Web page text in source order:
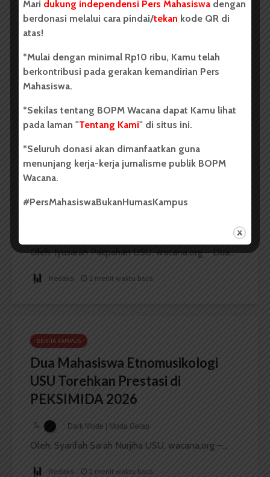
Penelitian dalam Sektor
Perkebunan
...
Redaksi
BERITA KAMPUS
Dua Mahasiswa Sastra Indonesia
Sumatra Utara 2026
Oleh: Iyusarah Pakpahan USU, wacana.org – Dua...
Redaksi 2 menit waktu baca
BERITA KAMPUS
Dua Mahasiswa Etnomusikologi
USU Torehkan Prestasi di
PEKSIMIDA 2026
Dark Mode | Moda Gelap
Oleh: Syarifah Sarah Nurjiha USU, wacana.org –...
Redaksi 2 menit waktu baca
Mari dukung independensi Pers Mahasiswa dengan
berdonasi melalui cara pindai/tekan kode QR di
atas!
*Mulai dengan minimal Rp10 ribu, Kamu telah
berkontribusi pada gerakan kemandirian Pers
Mahasiswa.
*Sekilas tentang BOPM Wacana dapat Kamu lihat
pada laman "Tentang Kami" di situs ini.
*Seluruh donasi akan dimanfaatkan guna
menunjang kerja-kerja jurnalisme publik BOPM
Wacana.
#PersMahasiswaBukanHumasKampus